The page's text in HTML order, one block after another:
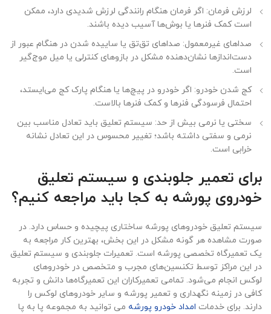
لرزش فرمان: اگر فرمان هنگام رانندگی لرزش شدیدی دارد، ممکن
است کمک فنرها یا بوش‌ها آسیب دیده باشند.
صداهای غیرمعمول: صداهای تق‌تق یا ساییده شدن در هنگام عبور از
دست‌اندازها نشان‌دهنده مشکل در بازوهای کنترلی یا میل موج‌گیر
است.
کج شدن خودرو: اگر خودرو در پیچ‌ها یا هنگام پارک کج می‌ایستد،
احتمال فرسودگی فنرها و کمک فنرها بالاست.
سختی یا نرمی بیش از حد: سیستم تعلیق باید تعادل مناسب بین
نرمی و سفتی داشته باشد؛ تغییر محسوس در این تعادل نشانه
خرابی است.
برای تعمیر جلوبندی و سیستم تعلیق
خودروی پورشه به کجا باید مراجعه کنیم؟
سیستم تعلیق خودروهای پورشه ساختاری پیچیده و حساس دارد. در
صورت مشاهده هر گونه مشکل در این بخش، بهترین کار مراجعه به
یک تعمیرگاه تخصصی پورشه است. تعمیرات جلوبندی و سیستم تعلیق
در این مراکز توسط تکنسین‌های مجرب و متخصص در خودروهای
لوکس انجام می‌شود. تمامی تعمیرکاران این تعمیرگاه‌ها دانش و تجربه
کافی در زمینه نگهداری و تعمیر پورشه و سایر خودروهای لوکس را
دارند. برای خدمات امداد خودرو پورشه می توانید به مجموعه پا به پا